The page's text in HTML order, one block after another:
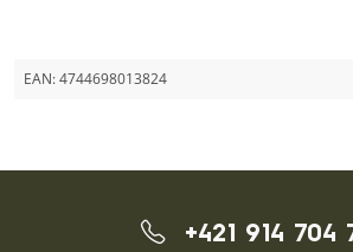
EAN:4744698013824
+421 914 704